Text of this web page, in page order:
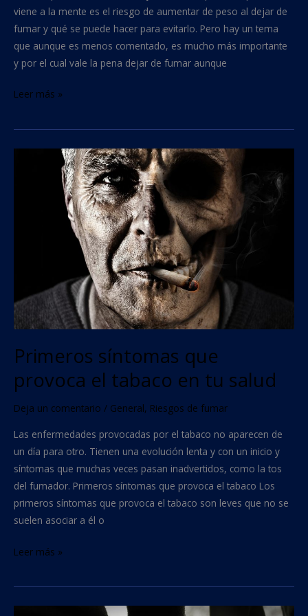
viene a la mente es el riesgo de aumentar de peso al dejar de
fumar y qué se puede hacer para evitarlo. Pero hay un tema
que aunque es menos comentado, es mucho más importante
y por el cual vale la pena dejar de fumar aunque
Leer más »
Primeros síntomas que
provoca el tabaco en tu salud
Deja un comentario / General, Riesgos de fumar
Las enfermedades provocadas por el tabaco no aparecen de
un día para otro. Tienen una evolución lenta y con un inicio y
síntomas que muchas veces pasan inadvertidos, como la tos
del fumador. Primeros síntomas que provoca el tabaco Los
primeros síntomas que provoca el tabaco son leves que no se
suelen asociar a él o
salud
Leer más »